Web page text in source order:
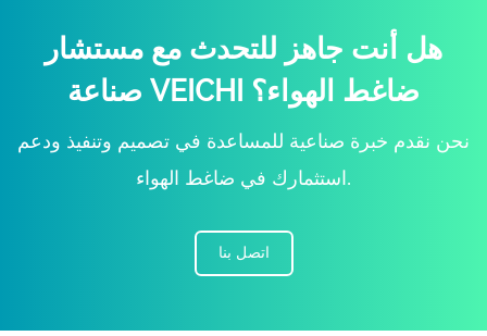
هل أنت جاهز للتحدث مع مستشار
صناعة VEICHI ضاغط الهواء؟
نحن نقدم خبرة صناعية للمساعدة في تصميم وتنفيذ ودعم
استثمارك في ضاغط الهواء.
اتصل بنا